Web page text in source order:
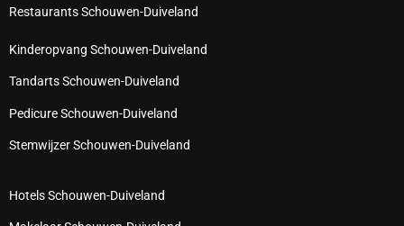
Restaurants Schouwen-Duiveland
Kinderopvang Schouwen-Duiveland
Tandarts Schouwen-Duiveland
Pedicure Schouwen-Duiveland
Stemwijzer Schouwen-Duiveland
Hotels Schouwen-Duiveland